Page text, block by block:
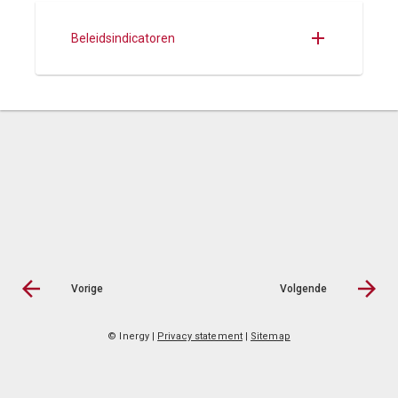
Beleidsindicatoren
Vorige Volgende
© Inergy Privacy statement| Sitemap